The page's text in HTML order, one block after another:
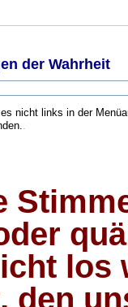
der Wahrheit
nicht links in der
.
los
den